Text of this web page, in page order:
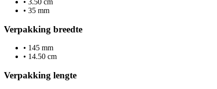
• 3.50 cm
• 35 mm
Verpakking breedte
• 145 mm
• 14.50 cm
Verpakking lengte